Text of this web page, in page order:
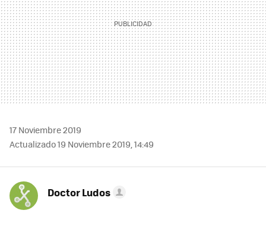
17 Noviembre 2019
Actualizado 19 Noviembre 2019, 14:49
Doctor Ludos